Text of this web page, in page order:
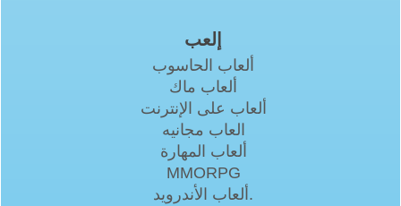
إلعب
ألعاب الحاسوب
ألعاب ماك
ألعاب على الإنترنت
العاب مجانيه
ألعاب المهارة
MMORPG
ألعاب الأندرويد.